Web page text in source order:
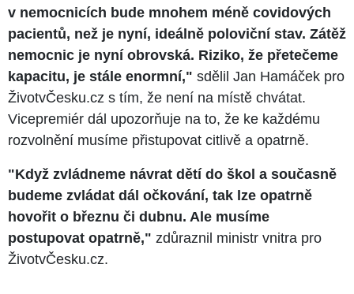
v nemocnicích bude mnohem méně covidových
pacientů, než je nyní, ideálně poloviční stav. Zátěž
nemocnic je nyní obrovská. Riziko, že přetečeme
kapacitu, je stále enormní," sdělil Jan Hamáček pro
ŽivotvČesku.cz s tím, že není na místě chvátat.
Vicepremiér dál upozorňuje na to, že ke každému
rozvolnění musíme přistupovat citlivě a opatrně.
"Když zvládneme návrat dětí do škol a současně
budeme zvládat dál očkování, tak lze opatrně
hovořit o březnu či dubnu. Ale musíme
postupovat opatrně," zdůraznil ministr vnitra pro
ŽivotvČesku.cz.